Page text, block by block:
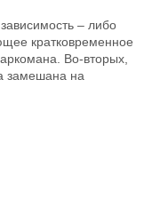
– либо
кратковременное
Во-вторых,
замешана на